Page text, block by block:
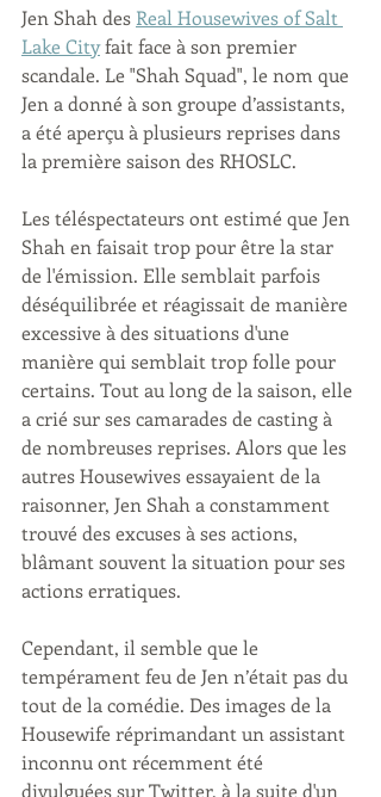
Jen Shah des Real Housewives of Salt
Lake City fait face à son premier
scandale. Le "Shah Squad", le nom que
Jen a donné à son groupe d’assistants,
a été aperçu à plusieurs reprises dans
la première saison des RHOSLC.
Les téléspectateurs ont estimé que Jen
Shah en faisait trop pour être la star
de l'émission. Elle semblait parfois
déséquilibrée et réagissait de manière
excessive à des situations d'une
manière qui semblait trop folle pour
certains. Tout au long de la saison, elle
a crié sur ses camarades de casting à
de nombreuses reprises. Alors que les
autres Housewives essayaient de la
raisonner, Jen Shah a constamment
trouvé des excuses à ses actions,
blâmant souvent la situation pour ses
actions erratiques.
Cependant, il semble que le
tempérament feu de Jen n’était pas du
tout de la comédie. Des images de la
Housewife réprimandant un assistant
inconnu ont récemment été
divulguées sur Twitter, à la suite d'un